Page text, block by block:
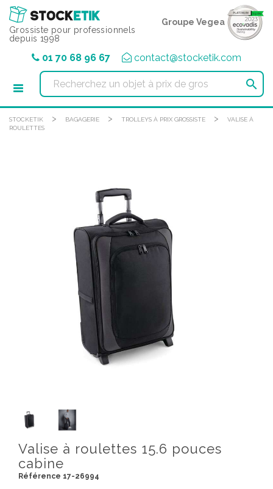
Grossiste pour professionnels
depuis 1998
Groupe Vegea
01 70 68 96 67 contact@stocketik.com

STOCKETIK > BAGAGERIE > TROLLEYS À PRIX GROSSISTE >
VALISE À
ROULETTES
Valise à roulettes 15.6 pouces
cabine
Référence 17-26994
Panneau de gestion des cookies